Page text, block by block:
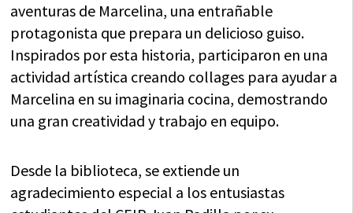
aventuras de Marcelina, una entrañable
protagonista que prepara un delicioso guiso.
Inspirados por esta historia, participaron en una
actividad artística creando collages para ayudar a
Marcelina en su imaginaria cocina, demostrando
una gran creatividad y trabajo en equipo.
Desde la biblioteca, se extiende un
agradecimiento especial a los entusiastas